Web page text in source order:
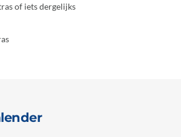
of iets dergelijks